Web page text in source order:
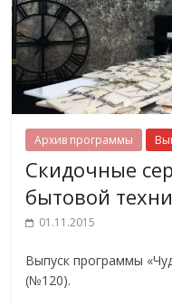
Архив программы
Скидочные
бытовой
01.11.2015
Выпуск программы
(№120).